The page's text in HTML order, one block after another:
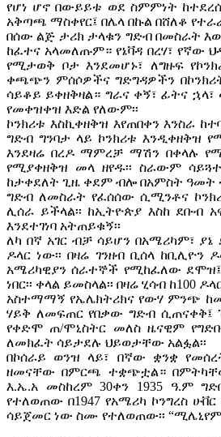
የሆነ ሆኖ በውይይቱ ወደ ስምምነት
አቅጣጫ ማስቀየር፤ በሌላ በኩል በሸለቆ
በሰው ልጅ ታሪክ ታላቁን ግድብ በመስራት
ከፈተና አላመለጡም። የኔቫዳ በረሃ፣ የኛው
የሚታወቅ ቦታ እንደመሆኑ፣ ለግዙፍ
ቀጫጭን ምሰሶዎችና ግድግዳዎችን
ሳይቆይ ይቀዘቅዛል። ግራና ቀኝ፣ ፊትና ኋላ፣
የመቀዝቀዝ እድል የለውም፡፡
ኮንክሪቱ እስኪቀዘቅዝ እየጠበቀን እንስራ
ግድብ ግንባታ ላይ ኮንክሪቱ እንዲቀዘቅዝ
እንደዛሬ በረዶ ማምረቻ ማሽን በቀላሉ
የሚያቀዘቅዝ መላ ዘየዱ፡፡ ስራውም
ከታቀደለት ጊዜ ቀደም ብሎ በአምስት ዓመት
ግድብ ለመስራት የፈሰሰው ሲሚንቶና
ሊሰራ ይችላል፡፡ ከኢትዮጵያ እስከ ደቡብ
እንደተገነባ አትጠይቁኝ፡፡
ለካ በኛ አገር ብቻ ሳይሆን በአሜሪካም፣
ዶላር ነው፡፡ በዛሬ ገንዘብ ቢሰላ ከቢሊዮን
አሜሪካዊያን ሰራተኞች የሚከፈለው
ነበር፡፡ ቀላል ይመስላል፡፡ በዛሬ ሂሳብ ከ100
አስተማማኝ የኤሌክትሪክና የውሃ ምንጭ
ሃይቅ ለመፍጠር የበቃው ግድብ ሲጠናቀቅ፤
የቀድሞ ጠ/ሞኒስትር መለስ ዜናዊም
ለመክፈት ሳይታደሉ ህይወታቸው አልፏል፡፡
በኮሰራይ ወንዝ ላይ፣ በኛው ቋንቋ
ዘመናቸው በምርጫ ተቋጭቷል።
እ.ኤ.አ መስከረም 30ቀን 1935 ዓ.ም
የተለወጠው በ1947 የአሜሪካ ኮንግረስ
ሳይጀመር ነው ስሙ የተለወጠው፡፡